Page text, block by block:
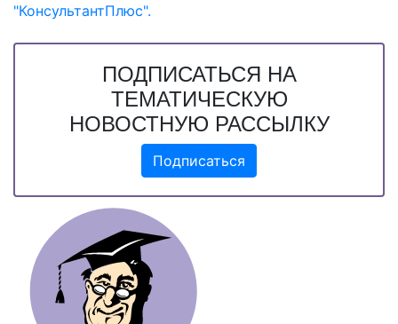
"КонсультантПлюс".
ПОДПИСАТЬСЯ НА
ТЕМАТИЧЕСКУЮ
НОВОСТНУЮ РАССЫЛКУ
Подписаться